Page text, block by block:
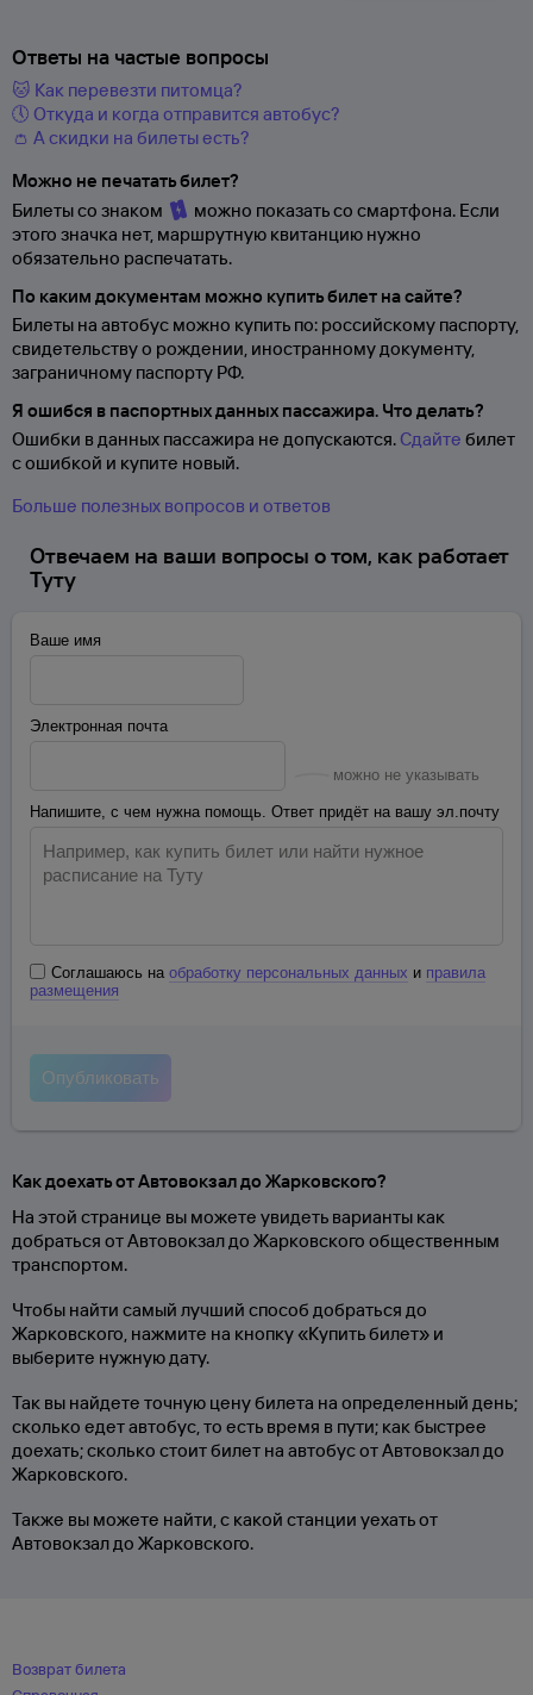
Ответы на частые вопросы
🐱 Как перевезти питомца?
🕔 Откуда и когда отправится автобус?
👛 А скидки на билеты есть?
Можно не печатать билет?
Билеты со знаком
можно показать со смартфона. Если
этого значка нет, маршрутную квитанцию нужно
обязательно распечатать.
По каким документам можно купить билет на сайте?
Билеты на автобус можно купить по: российскому паспорту,
свидетельству о рождении, иностранному документу,
заграничному паспорту РФ.
Я ошибся в паспортных данных пассажира. Что делать?
Ошибки в данных пассажира не допускаются. Сдайте билет
с ошибкой и купите новый.
Больше полезных вопросов и ответов
Отвечаем на ваши вопросы о том, как работает
Туту
Ваше имя
Электронная почта
можно не указывать
Напишите, с чем нужна помощь. Ответ придёт на вашу эл.почту
Соглашаюсь на обработку персональных данных и правила
размещения
Как доехать от Автовокзал до Жарковского?
На этой странице вы можете увидеть варианты как
добраться от Автовокзал до Жарковского общественным
транспортом.
Чтобы найти самый лучший способ добраться до
Жарковского, нажмите на кнопку «Купить билет» и
выберите нужную дату.
Так вы найдете точную цену билета на определенный день;
сколько едет автобус, то есть время в пути; как быстрее
доехать; сколько стоит билет на автобус от Автовокзал до
Жарковского.
Также вы можете найти, с какой станции уехать от
Автовокзал до Жарковского.
Возврат билета